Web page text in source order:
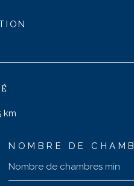
km
NOMBRE DE